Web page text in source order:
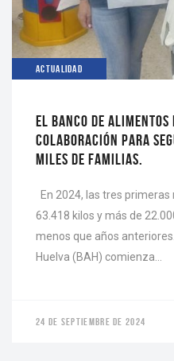
ACTUALIDAD
EL BANCO DE ALIMENTOS
COLABORACIÓN PARA
MILES DE FAMILIAS.
En 2024, las tres
63.418 kilos y más de
menos que años
Huelva (BAH) comienza…
24 DE SEPTIEMBRE DE 2024